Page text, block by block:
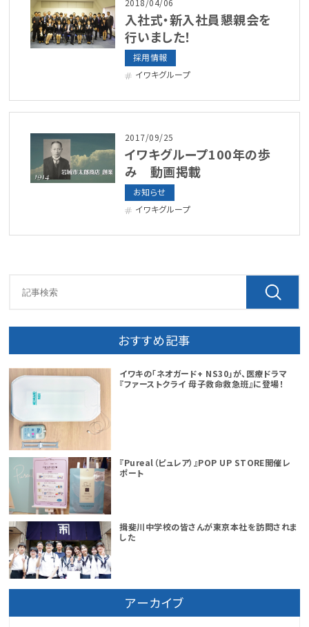
2018/04/06
入社式・新入社員懇親会を
行いました！
採用情報
イワキグループ
2017/09/25
イワキグループ100年の歩
み 動画掲載
お知らせ
イワキグループ
おすすめ記事
イワキの「ネオガード+ NS30」が、医療ドラマ
『ファーストクライ 母子救命救急班』に登場！
『Pureal（ピュレア）』POP UP STORE開催レ
ポート
揖斐川中学校の皆さんが東京本社を訪問されま
した
アーカイブ